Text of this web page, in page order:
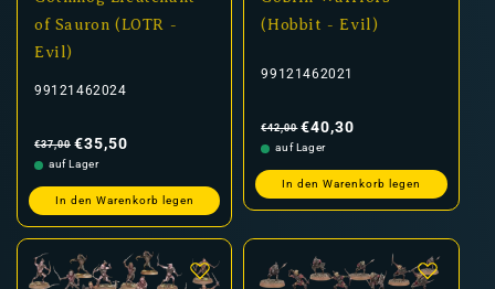
of Sauron (LOTR -
Evil)
99121462024
Preis
€37,00 €35,50
auf Lager
In den Warenkorb legen
(Hobbit - Evil)
99121462021
Preis
€42,00 €40,30
auf Lager
In den Warenkorb legen